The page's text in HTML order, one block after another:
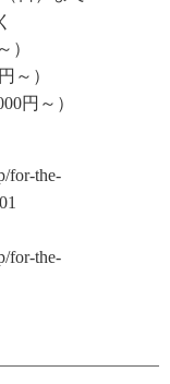
）
～）
円～）
for-the-
for-the-